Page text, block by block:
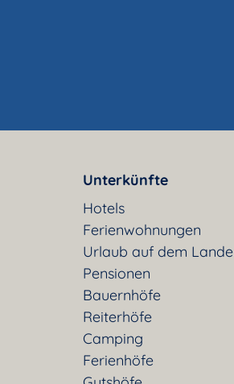
Unterkünfte
Hotels
Ferienwohnungen
Urlaub auf dem Lande
Pensionen
Bauernhöfe
Reiterhöfe
Camping
Ferienhöfe